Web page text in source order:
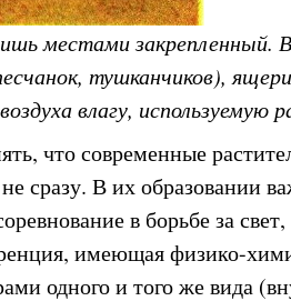
местами закрепленный.
тушканчиков),
влагу, используемую
что современные
сразу. В их образовании
в борьбе за
имеющая физико-
одного и того же вида